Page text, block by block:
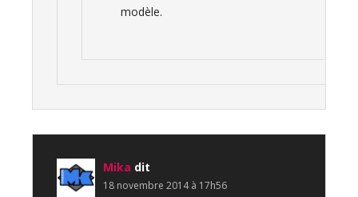
modèle.
Mika dit
18 novembre 2014 à 17h56